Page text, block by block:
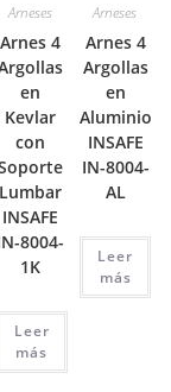
Arneses
Arnes 4
en
Kevlar
con
Lumbar
INSAFE
8004-
1K
Leer
más
Arneses
Arnes 4
Argollas
en
Aluminio
INSAFE
IN-8004-
AL
Leer
más